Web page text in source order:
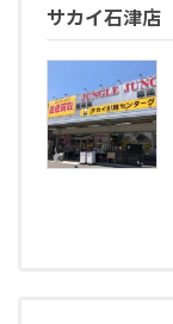
サカイ石津店